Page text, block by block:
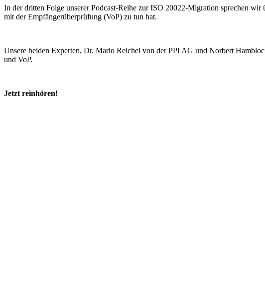
In der dritten Folge unserer Podcast-Reihe zur ISO 20022-Migration sprechen
mit der Empfängerüberprüfung (VoP) zu tun hat.
Unsere beiden Experten, Dr. Mario Reichel von der PPI AG und Norbert
und VoP.
Jetzt reinhören!